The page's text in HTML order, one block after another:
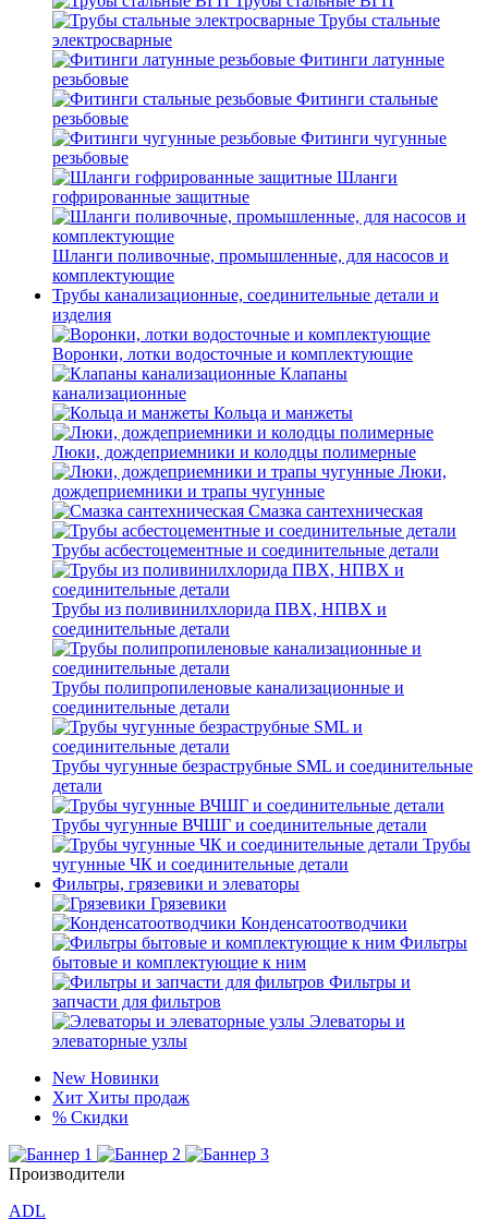
Трубы стальные
электросварные
Фитинги латунные
резьбовые
Фитинги стальные
резьбовые
Фитинги чугунные
резьбовые
Шланги
гофрированные защитные
Шланги поливочные, промышленные, для насосов и
комплектующие
Трубы канализационные, соединительные детали и
изделия
Воронки, лотки водосточные и комплектующие
Клапаны
канализационные
Кольца и манжеты
Люки, дождеприемники и колодцы полимерные
Люки,
дождеприемники и трапы чугунные
Смазка сантехническая
Трубы асбестоцементные и соединительные детали
Трубы из поливинилхлорида ПВХ, НПВХ и
соединительные детали
Трубы полипропиленовые канализационные и
соединительные детали
Трубы чугунные безраструбные SML и соединительные
детали
Трубы чугунные ВЧШГ и соединительные детали
Трубы
чугунные ЧК и соединительные детали
Фильтры, грязевики и элеваторы
Грязевики
Конденсатоотводчики
Фильтры
бытовые и комплектующие к ним
Фильтры и
запчасти для фильтров
Элеваторы и
элеваторные узлы
New Новинки
Хит Хиты продаж
% Скидки
Производители
ADL